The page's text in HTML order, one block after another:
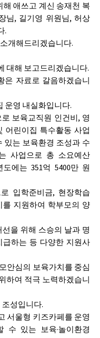
애쓰고 계신 송재천 복
님, 길기영 위원님, 허상
.
개해드리겠습니다.
대해 보고드리겠습니다.
은 자료로 갈음하겠습니
운영 내실화입니다.
보육교직원 인건비, 영
어린이집 특수활동 사업
있는 보육환경 조성과 수
사업으로 총 소요예산
에는 351억 5400만 원
입학준비금, 현장학습
지원하여 학부모의 양
을 위해 스승의 날과 명
하는 등 다양한 지원사
안심의 보육가치를 중심
하여 적극 노력하겠습니
성입니다.
서울형 키즈카페를 운영
수 있는 보육·놀이환경